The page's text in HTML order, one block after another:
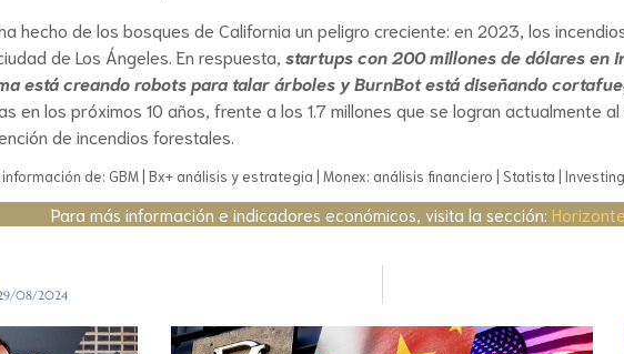
hecho de los bosques de California un peligro creciente: en 2023, los
de Los Ángeles. En respuesta, startups con 200 millones de dólares en
está creando robots para talar árboles y BurnBot está diseñando
en los próximos 10 años, frente a los 1.7 millones que se logran actualmente
de incendios forestales.
información de: GBM | Bx+ análisis y estrategia | Monex: análisis financiero | Statista |
Para más información e indicadores económicos, visita la sección:
08/2024